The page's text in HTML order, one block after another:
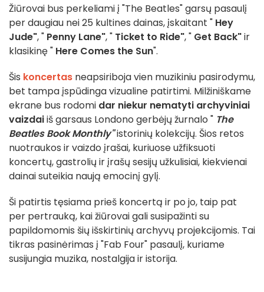
Žiūrovai bus perkeliami į "The Beatles" garsų pasaulį
per daugiau nei 25 kultines dainas, įskaitant " Hey
Jude", " Penny Lane", " Ticket to Ride", " Get Back"ir
klasikinę " Here Comes the Sun".
Šis koncertas neapsiriboja vien muzikiniu pasirodymu,
bet tampa įspūdinga vizualine patirtimi. Milžiniškame
ekrane bus rodomi dar niekur nematyti archyviniai
vaizdaiiš garsaus Londono gerbėjų žurnalo " The
Beatles Book Monthly"istorinių kolekcijų. Šios retos
nuotraukos ir vaizdo įrašai, kuriuose užfiksuoti
koncertų, gastrolių ir įrašų sesijų užkulisiai, kiekvienai
dainai suteikia naują emocinį gylį.
Ši patirtis tęsiama prieš koncertą ir po jo, taip pat
per pertrauką, kai žiūrovai gali susipažinti su
papildomomis šių išskirtinių archyvų projekcijomis. Tai
tikras pasinėrimas į "Fab Four" pasaulį, kuriame
susijungia muzika, nostalgija ir istorija.